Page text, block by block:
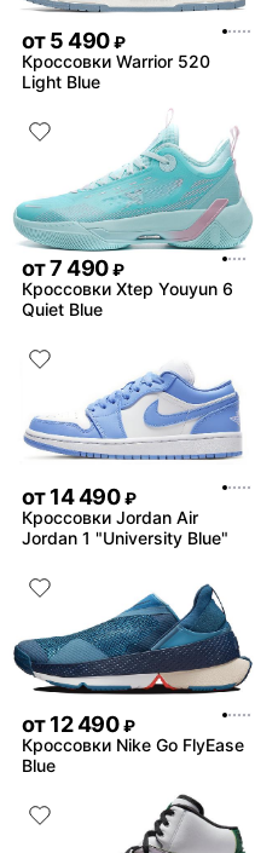
от5 490 ₽
Кроссовки Warrior 520
Light Blue
от7 490 ₽
Кроссовки Xtep Youyun 6
Quiet Blue
от14 490 ₽
Кроссовки Jordan Air
Jordan 1 "University Blue"
от12 490 ₽
Кроссовки Nike Go FlyEase
Blue